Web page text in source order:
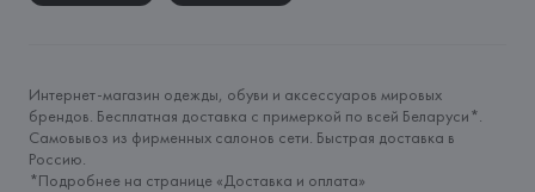
Интернет-магазин одежды, обуви и аксессуаров мировых
брендов. Бесплатная доставка с примеркой по всей Беларуси*.
Самовывоз из фирменных салонов сети. Быстрая доставка в
Россию.
*Подробнее на странице «Доставка и оплата»